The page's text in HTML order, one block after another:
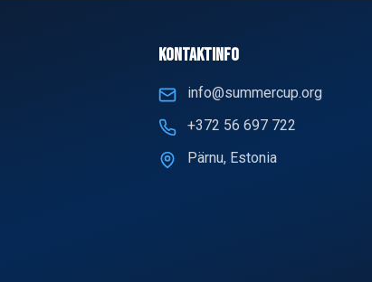
KONTAKTINFO
info@summercup.org
+372 56 697 722
Pärnu, Estonia